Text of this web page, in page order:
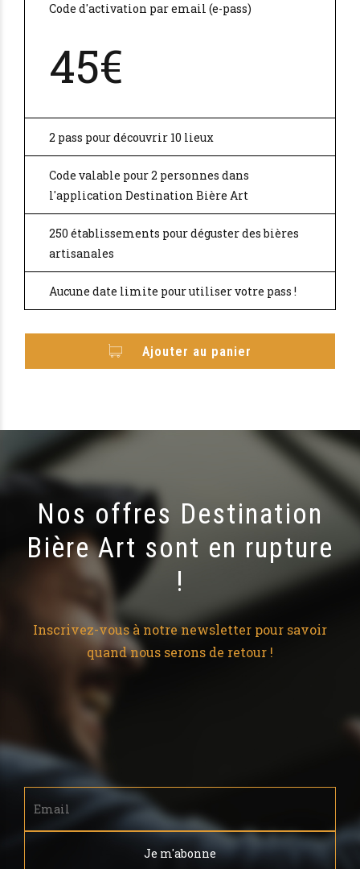
Code d'activation par email (e-pass)
45€
2 pass pour découvrir 10 lieux
Code valable pour 2 personnes dans
l'application Destination Bière Art
250 établissements pour déguster des bières
artisanales
Aucune date limite pour utiliser votre pass !
Ajouter au panier
Nos offres Destination
Bière Art sont en rupture
!
Inscrivez-vous à notre newsletter pour savoir
quand nous serons de retour !